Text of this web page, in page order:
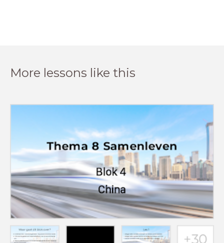
More lessons like this